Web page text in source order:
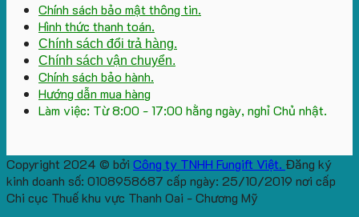
Chính sách bảo mật thông tin.
Hình thức thanh toán.
Chính sách đổi trả hàng.
Chính sách vận chuyển.
Chính sách bảo hành.
Hướng dẫn mua hàng
Làm việc: Từ 8:00 - 17:00 hằng ngày, nghỉ Chủ nhật.
Copyright 2024 © bởi Công ty TNHH Fungift Việt. Đăng ký
kinh doanh số: 0108958687 cấp ngày: 25/10/2019 nơi cấp
Chi cục Thuế khu vực Thanh Oai - Chương Mỹ